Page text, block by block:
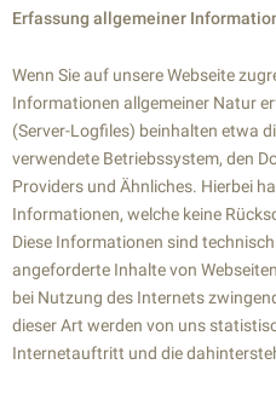
Erfassung allgemeiner
Wenn Sie auf unsere Webseite
Informationen allgemeiner Natur
(Server-Logfiles) beinhalten etwa
verwendete Betriebssystem, den
Providers und Ähnliches. Hierbei
Informationen, welche keine
Diese Informationen sind
angeforderte Inhalte von
bei Nutzung des Internets
dieser Art werden von uns
Internetauftritt und die